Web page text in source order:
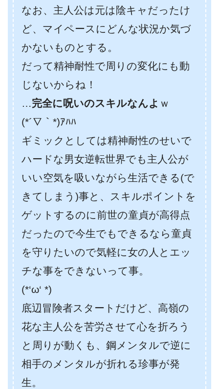
なお、主人公は元は陰キャだったけ
ど、マイペースにどんな状況か気づ
かないものとする。
だって精神耐性で周りの変化にも動
じないからね！
…完全に呪いのスキルなんよ ｗ
(*´∇｀*)ｱﾊﾊ
ギミックとしては精神耐性のせいで
ハードな男女逆転世界でも主人公が
いい空気を吸いながら生活できる(で
きてしまう)事と、スキルポイントを
ゲットするのに前世の童貞が高得点
だったので今生でもできるなら童貞
を守りたいので気軽に女の人とエッ
チな事をできないって事。
(*‘ω‘ *)
底辺冒険者スタートだけど、高嶺の
花な主人公を苦労させて心を折ろう
と周りが動くも、鋼メンタルで逆に
相手のメンタルが折れる珍事が発
生。